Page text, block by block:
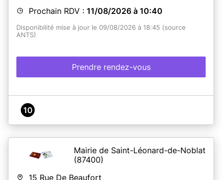
imprimé, c'est indispensable au bon déroulement de
En savoir plus
Prochain RDV : 11/08/2026 à 10:40
Disponibilité mise à jour le 09/08/2026 à 18:45 (source
ANTS)
Prendre rendez-vous
10
Mairie de Saint-Léonard-de-Noblat
(87400)
15 Rue De Beaufort